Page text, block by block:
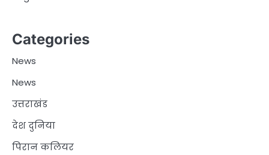
Categories
News
News
उत्तराखंड
देश दुनिया
पिरान कलियर